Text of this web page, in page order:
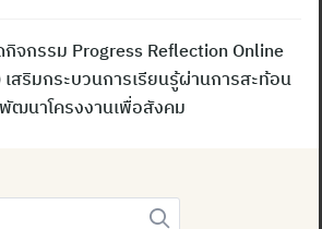
กิจกรรม Progress Reflection Online
สริมกระบวนการเรียนรู้ผ่านการสะท้อน
ฒนาโครงงานเพื่อสังคม